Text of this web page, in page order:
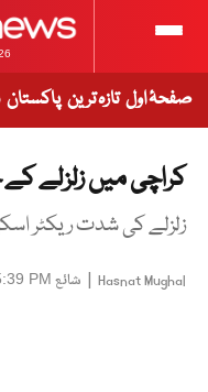
صفحۂ اول تازہ ترین پاکستان
کراچی میں زلزلے
زلزلے کی شدت ریکٹر اسکیل پر 2.2
Hasnat Mughal
| شائع PM